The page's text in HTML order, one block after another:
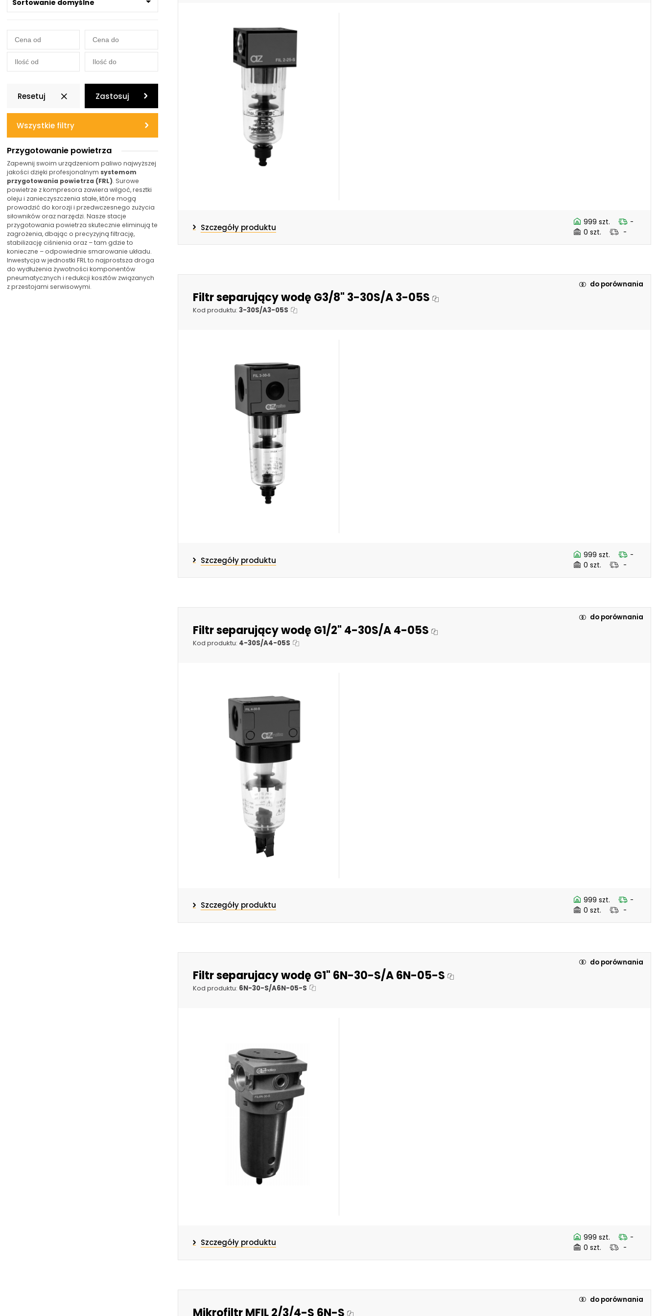
Sortowanie domyślne
Resetuj Zastosuj
Wszystkie filtry
Przygotowanie powietrza
Zapewnij swoim urządzeniom paliwo najwyższej
jakości dzięki profesjonalnym systemom
przygotowania powietrza (FRL). Surowe
powietrze z kompresora zawiera wilgoć, resztki
oleju i zanieczyszczenia stałe, które mogą
prowadzić do korozji i przedwczesnego zużycia
siłowników oraz narzędzi. Nasze stacje
przygotowania powietrza skutecznie eliminują te
zagrożenia, dbając o precyzyjną filtrację,
stabilizację ciśnienia oraz – tam gdzie to
konieczne – odpowiednie smarowanie układu.
Inwestycja w jednostki FRL to najprostsza droga
do wydłużenia żywotności komponentów
pneumatycznych i redukcji kosztów związanych
z przestojami serwisowymi.
Szczegóły produktu 999 szt.
-
0 szt.
-
Filtr separujący wodę G3/8" 3-30S/A 3-05S
Kod produktu: 3-30S/A3-05S
Szczegóły produktu 999 szt.
-
0 szt.
-
do porównania
Filtr separujący wodę G1/2" 4-30S/A 4-05S
Kod produktu: 4-30S/A4-05S
Szczegóły produktu 999 szt.
-
0 szt.
-
do porównania
Filtr separujacy wodę G1" 6N-30-S/A 6N-05-S
Kod produktu: 6N-30-S/A6N-05-S
Szczegóły produktu 999 szt.
-
0 szt.
-
do porównania
Mikrofiltr MFIL 2/3/4-S 6N-S
do porównania